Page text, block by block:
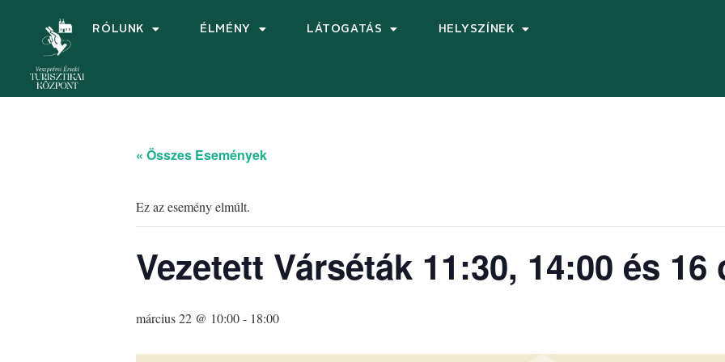
RÓLUNK ÉLMÉNY LÁTOGATÁS HELYSZÍNEK
« Összes Események
Ez az esemény elmúlt.
Vezetett Várséták 11:30, 14:00 és 16
március 22 @ 10:00- 18:00